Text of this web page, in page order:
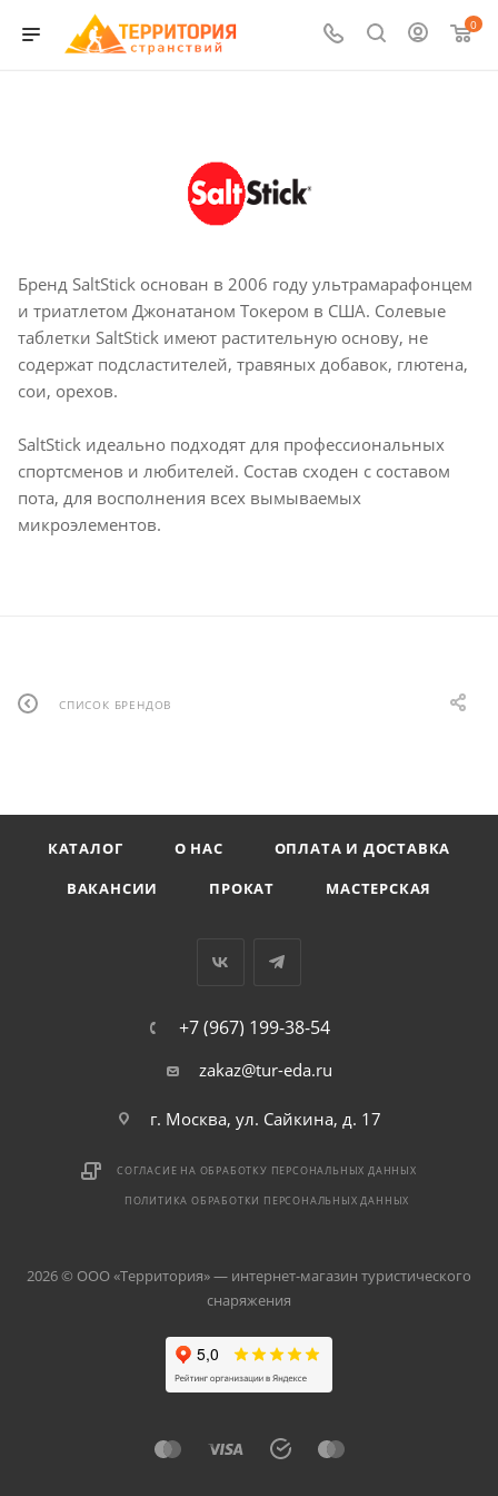
0
Бренд SaltStick основан в 2006 году ультрамарафонцем
и триатлетом Джонатаном Токером в США. Солевые
таблетки SaltStick имеют растительную основу, не
содержат подсластителей, травяных добавок, глютена,
сои, орехов.
SaltStick идеально подходят для профессиональных
спортсменов и любителей. Состав сходен с составом
пота, для восполнения всех вымываемых
микроэлементов.
СПИСОК БРЕНДОВ
КАТАЛОГ О НАС
ОПЛАТА И ДОСТАВКА
ВАКАНСИИ
ПРОКАТ МАСТЕРСКАЯ
+7 (967) 199-38-54
zakaz@tur-eda.ru
г. Москва, ул. Сайкина, д. 17
СОГЛАСИЕ НА ОБРАБОТКУ ПЕРСОНАЛЬНЫХ ДАННЫХ
ПОЛИТИКА ОБРАБОТКИ ПЕРСОНАЛЬНЫХ ДАННЫХ
2026 © ООО «Территория» — интернет-магазин туристического
снаряжения